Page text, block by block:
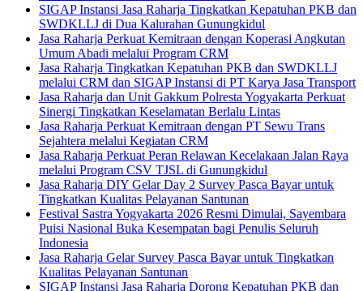
SIGAP Instansi Jasa Raharja Tingkatkan Kepatuhan PKB dan
SWDKLLJ di Dua Kalurahan Gunungkidul
Jasa Raharja Perkuat Kemitraan dengan Koperasi Angkutan
Umum Abadi melalui Program CRM
Jasa Raharja Tingkatkan Kepatuhan PKB dan SWDKLLJ
melalui CRM dan SIGAP Instansi di PT Karya Jasa Transport
Jasa Raharja dan Unit Gakkum Polresta Yogyakarta Perkuat
Sinergi Tingkatkan Keselamatan Berlalu Lintas
Jasa Raharja Perkuat Kemitraan dengan PT Sewu Trans
Sejahtera melalui Kegiatan CRM
Jasa Raharja Perkuat Peran Relawan Kecelakaan Jalan Raya
melalui Program CSV TJSL di Gunungkidul
Jasa Raharja DIY Gelar Day 2 Survey Pasca Bayar untuk
Tingkatkan Kualitas Pelayanan Santunan
Festival Sastra Yogyakarta 2026 Resmi Dimulai, Sayembara
Puisi Nasional Buka Kesempatan bagi Penulis Seluruh
Indonesia
Jasa Raharja Gelar Survey Pasca Bayar untuk Tingkatkan
Kualitas Pelayanan Santunan
SIGAP Instansi Jasa Raharja Dorong Kepatuhan PKB dan